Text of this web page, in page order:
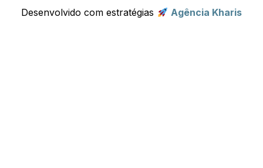
Desenvolvido com estratégias Agência Kharis